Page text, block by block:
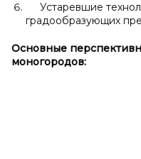
Устаревшие
градообразующих
Основные
моногородов: